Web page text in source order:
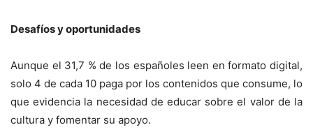
Desafíos y oportunidades
Aunque el 31,7 % de los españoles leen en formato digital,
solo 4 de cada 10 paga por los contenidos que consume, lo
que evidencia la necesidad de educar sobre el valor de la
cultura y fomentar su apoyo.